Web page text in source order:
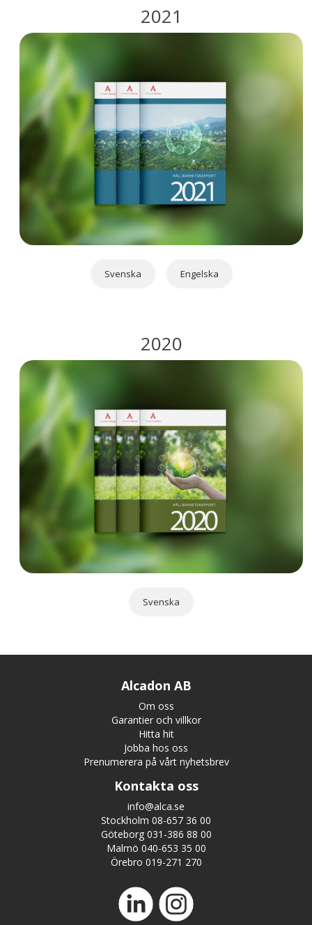
2021
Svenska Engelska
2020
Svenska
Alcadon AB
Om oss
Garantier och villkor
Hitta hit
Jobba hos oss
Prenumerera på vårt nyhetsbrev
Kontakta oss
info@alca.se
Stockholm 08-657 36 00
Göteborg 031-386 88 00
Malmö 040-653 35 00
Örebro 019-271 270